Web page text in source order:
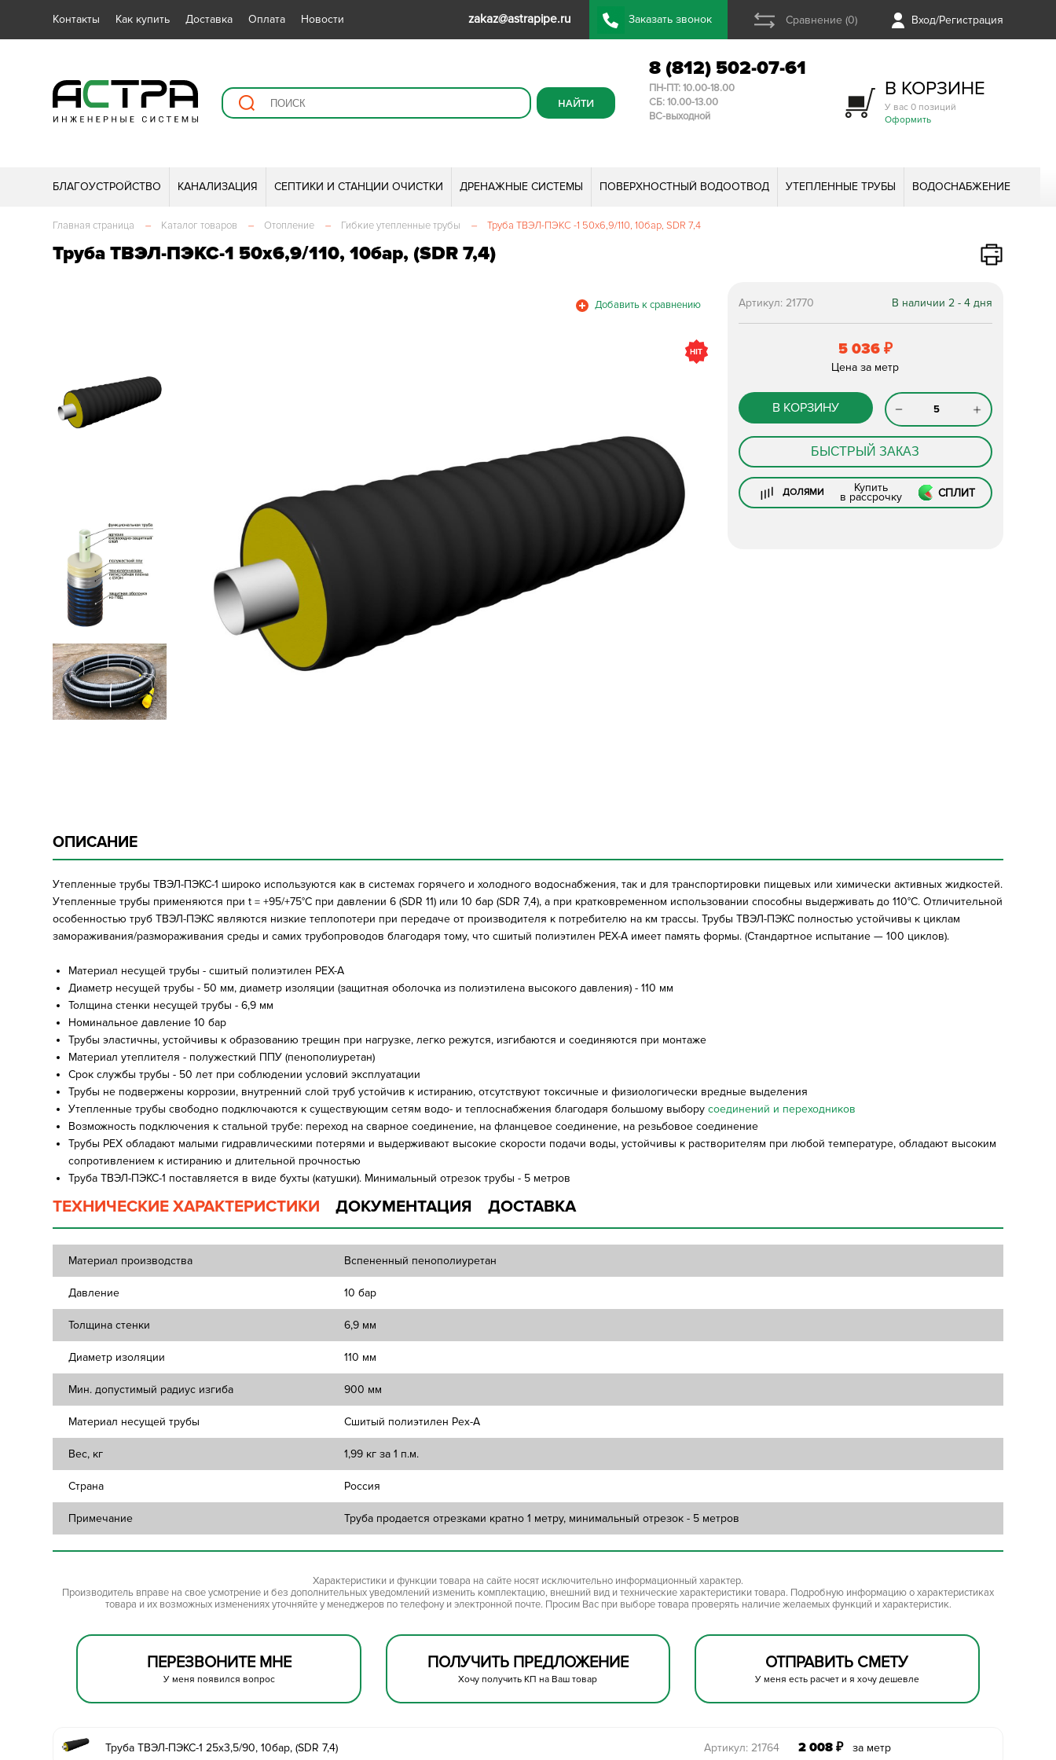
Контакты Как купить Доставка Оплата Новости zakaz@astrapipe.ru Заказать звонок Сравнение (0) Вход/Регистрация
8 (812) 502-07-61
ПН-ПТ: 10.00-18.00
СБ: 10.00-13.00
ВС-выходной
В КОРЗИНЕ
У вас 0 позиций
Оформить
БЛАГОУСТРОЙСТВО КАНАЛИЗАЦИЯ СЕПТИКИ И СТАНЦИИ ОЧИСТКИ ДРЕНАЖНЫЕ СИСТЕМЫ ПОВЕРХНОСТНЫЙ ВОДООТВОД УТЕПЛЕННЫЕ ТРУБЫ ВОДОСНАБЖЕНИЕ
Главная страница – Каталог товаров – Отопление – Гибкие утепленные трубы – Труба ТВЭЛ-ПЭКС -1 50х6,9/110, 10бар, SDR 7,4
Труба ТВЭЛ-ПЭКС-1 50х6,9/110, 10бар, (SDR 7,4)
В наличии 2 - 4 дня
Артикул:21770
5 036 ₽
Цена за метр
В КОРЗИНУ
БЫСТРЫЙ ЗАКАЗ
ДОЛЯМИ Купить
в рассрочку СПЛИТ
ОПИСАНИЕ
Утепленные трубы ТВЭЛ-ПЭКС-1 широко используются как в системах горячего и холодного водоснабжения, так и для транспортировки пищевых или химически активных жидкостей.
Утепленные трубы применяются при t = +95/+75°C при давлении 6 (SDR 11) или 10 бар (SDR 7,4), а при кратковременном использовании способны выдерживать до 110°C. Отличительной
особенностью труб ТВЭЛ-ПЭКС являются низкие теплопотери при передаче от производителя к потребителю на км трассы. Трубы ТВЭЛ-ПЭКС полностью устойчивы к циклам
замораживания/размораживания среды и самих трубопроводов благодаря тому, что сшитый полиэтилен PEX-A имеет память формы. (Стандартное испытание — 100 циклов).
Материал несущей трубы - сшитый полиэтилен PEX-A
Диаметр несущей трубы - 50 мм, диаметр изоляции (защитная оболочка из полиэтилена высокого давления) - 110 мм
Толщина стенки несущей трубы - 6,9 мм
Номинальное давление 10 бар
Трубы эластичны, устойчивы к образованию трещин при нагрузке, легко режутся, изгибаются и соединяются при монтаже
Материал утеплителя - полужесткий ППУ (пенополиуретан)
Срок службы трубы - 50 лет при соблюдении условий эксплуатации
Трубы не подвержены коррозии, внутренний слой труб устойчив к истиранию, отсутствуют токсичные и физиологически вредные выделения
Утепленные трубы свободно подключаются к существующим сетям водо- и теплоснабжения благодаря большому выборусоединений и переходников
Возможность подключения к стальной трубе: переход на сварное соединение, на фланцевое соединение, на резьбовое соединение
Трубы PEX обладают малыми гидравлическими потерями и выдерживают высокие скорости подачи воды, устойчивы к растворителям при любой температуре, обладают высоким
сопротивлением к истиранию и длительной прочностью
Труба ТВЭЛ-ПЭКС-1 поставляется в виде бухты (катушки). Минимальный отрезок трубы - 5 метров
ТЕХНИЧЕСКИЕ ХАРАКТЕРИСТИКИ ДОКУМЕНТАЦИЯ ДОСТАВКА
Материал производства Вспененный пенополиуретан
Давление 10 бар
Толщина стенки 6,9 мм
Диаметр изоляции 110 мм
Мин. допустимый радиус изгиба 900 мм
Материал несущей трубы Сшитый полиэтилен Pex-A
Вес, кг 1,99 кг за 1 п.м.
Страна Россия
Примечание Труба продается отрезками кратно 1 метру, минимальный отрезок - 5 метров
Характеристики и функции товара на сайте носят исключительно информационный характер.
Производитель вправе на свое усмотрение и без дополнительных уведомлений изменить комплектацию, внешний вид и технические характеристики товара. Подробную информацию о характеристиках
товара и их возможных изменениях уточняйте у менеджеров по телефону и электронной почте. Просим Вас при выборе товара проверять наличие желаемых функций и характеристик.
ПЕРЕЗВОНИТЕ МНЕ
У меня появился вопрос
ПОЛУЧИТЬ ПРЕДЛОЖЕНИЕ
Хочу получить КП на Ваш товар
ОТПРАВИТЬ СМЕТУ
У меня есть расчет и я хочу дешевле
Труба ТВЭЛ-ПЭКС-1 25х3,5/90, 10бар, (SDR 7,4) Артикул: 21764 2 008 ₽ за метр